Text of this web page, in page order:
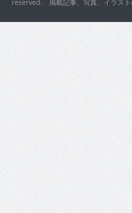
reserved. 掲載記事、写真、イラスト